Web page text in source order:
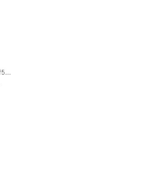
Avene Cicalfate+ Spf50+ Cr Repar. Multi Prot. 30ml